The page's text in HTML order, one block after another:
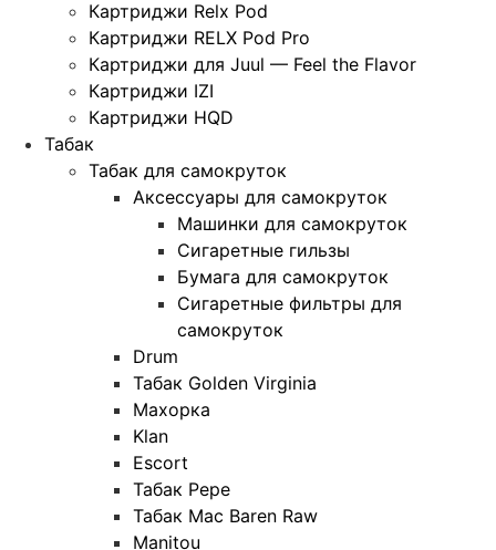
Картриджи Relx Pod
Картриджи RELX Pod Pro
Картриджи для Juul — Feel the Flavor
Картриджи IZI
Картриджи HQD
Табак
Табак для самокруток
Аксессуары для самокруток
Машинки для самокруток
Сигаретные гильзы
Бумага для самокруток
Сигаретные фильтры для
самокруток
Drum
Табак Golden Virginia
Махорка
Klan
Escort
Табак Pepe
Табак Mac Baren Raw
Manitou